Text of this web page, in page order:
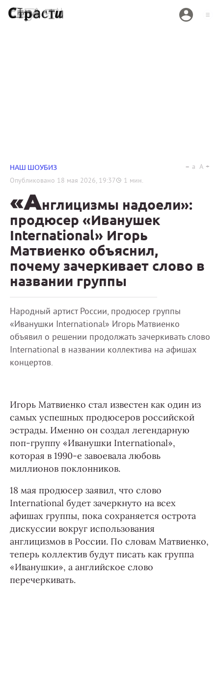
НАШ ШОУБИЗ
Опубликовано 18 мая 2026, 19:37 1 мин.
a A
«Англицизмы надоели»:
продюсер «Иванушек
International» Игорь
Матвиенко объяснил,
почему зачеркивает слово в
названии группы
Народный артист России, продюсер группы
«Иванушки International» Игорь Матвиенко
объявил о решении продолжать зачеркивать слово
International в названии коллектива на афишах
концертов.
Игорь Матвиенко стал известен как один из
самых успешных продюсеров российской
эстрады. Именно он создал легендарную
поп-группу «Иванушки International»,
которая в 1990-е завоевала любовь
миллионов поклонников.
18 мая продюсер заявил, что слово
International будет зачеркнуто на всех
афишах группы, пока сохраняется острота
дискуссии вокруг использования
англицизмов в России. По словам Матвиенко,
теперь коллектив будут писать как группа
«Иванушки», а английское слово
перечеркивать.